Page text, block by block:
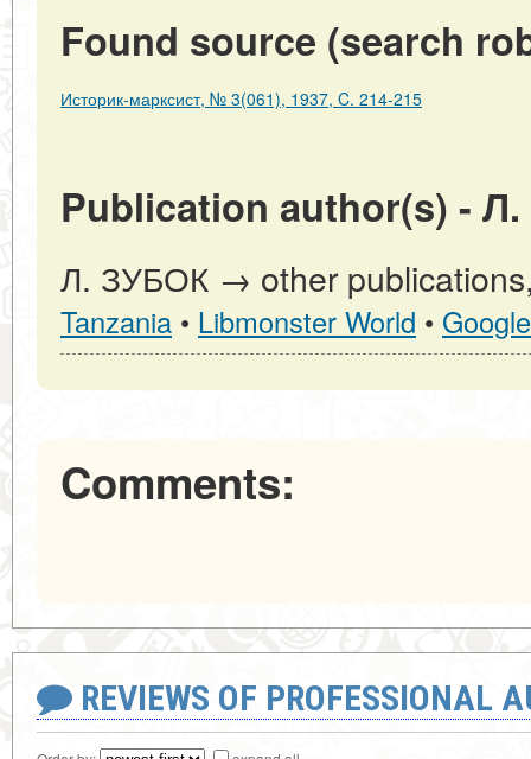
Found source (search
Историк-марксист, № 3(061), 1937, C. 214-215
Publication author(s) -
Л. ЗУБОК → other
Tanzania • Libmonster World • Google
Comments:
REVIEWS OF PROFESSIONAL